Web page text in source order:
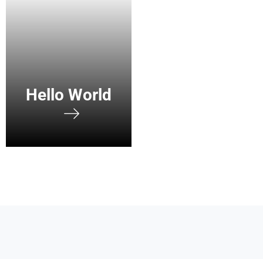
Hello World